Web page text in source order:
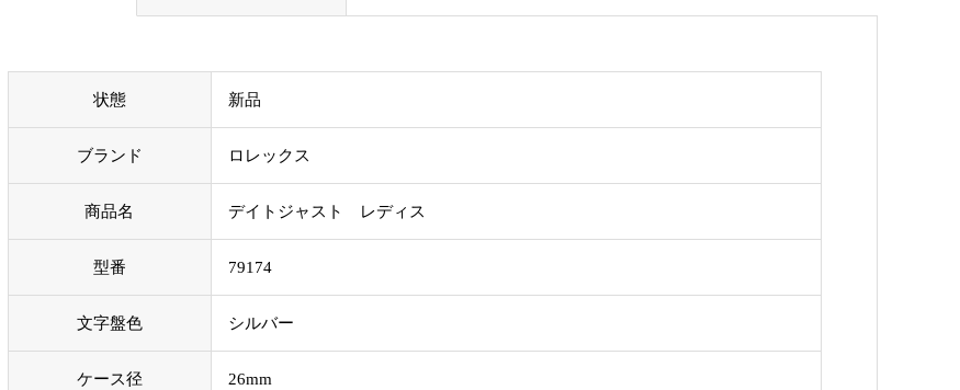
状態 新品
ブランド ロレックス
商品名 デイトジャスト レディス
型番 79174
文字盤色 シルバー
ケース径 26mm